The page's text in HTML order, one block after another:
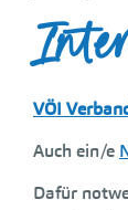
VÖI
Auch ein/e
Dafür